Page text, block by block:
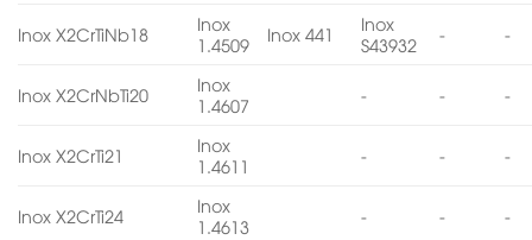
Inox X2CrTiNb18
Inox
1.4509
Inox 441
Inox
S43932
- -
Inox X2CrNbTi20
Inox
1.4607
- - -
Inox X2CrTi21
Inox
1.4611
- - -
Inox X2CrTi24
Inox
1.4613
- - -